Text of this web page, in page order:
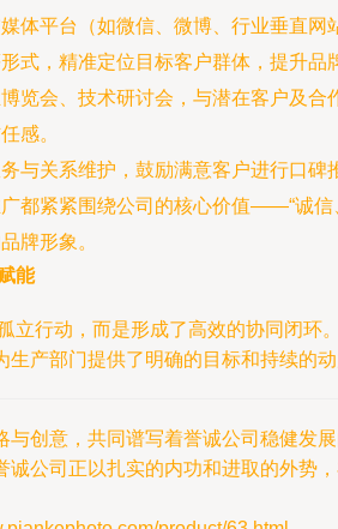
媒体平台（如微信、微博、行业垂直
式，精准定位目标客户群体，提升品
博览会、技术研讨会，与潜在客户及
感。
务与关系维护，鼓励满意客户进行口
都紧紧围绕公司的核心价值——“诚信
牌形象。
能
立行动，而是形成了高效的协同闭
产部门提供了明确的目标和持续的
创意，共同谱写着誉诚公司稳健发
诚公司正以扎实的内功和进取的外势